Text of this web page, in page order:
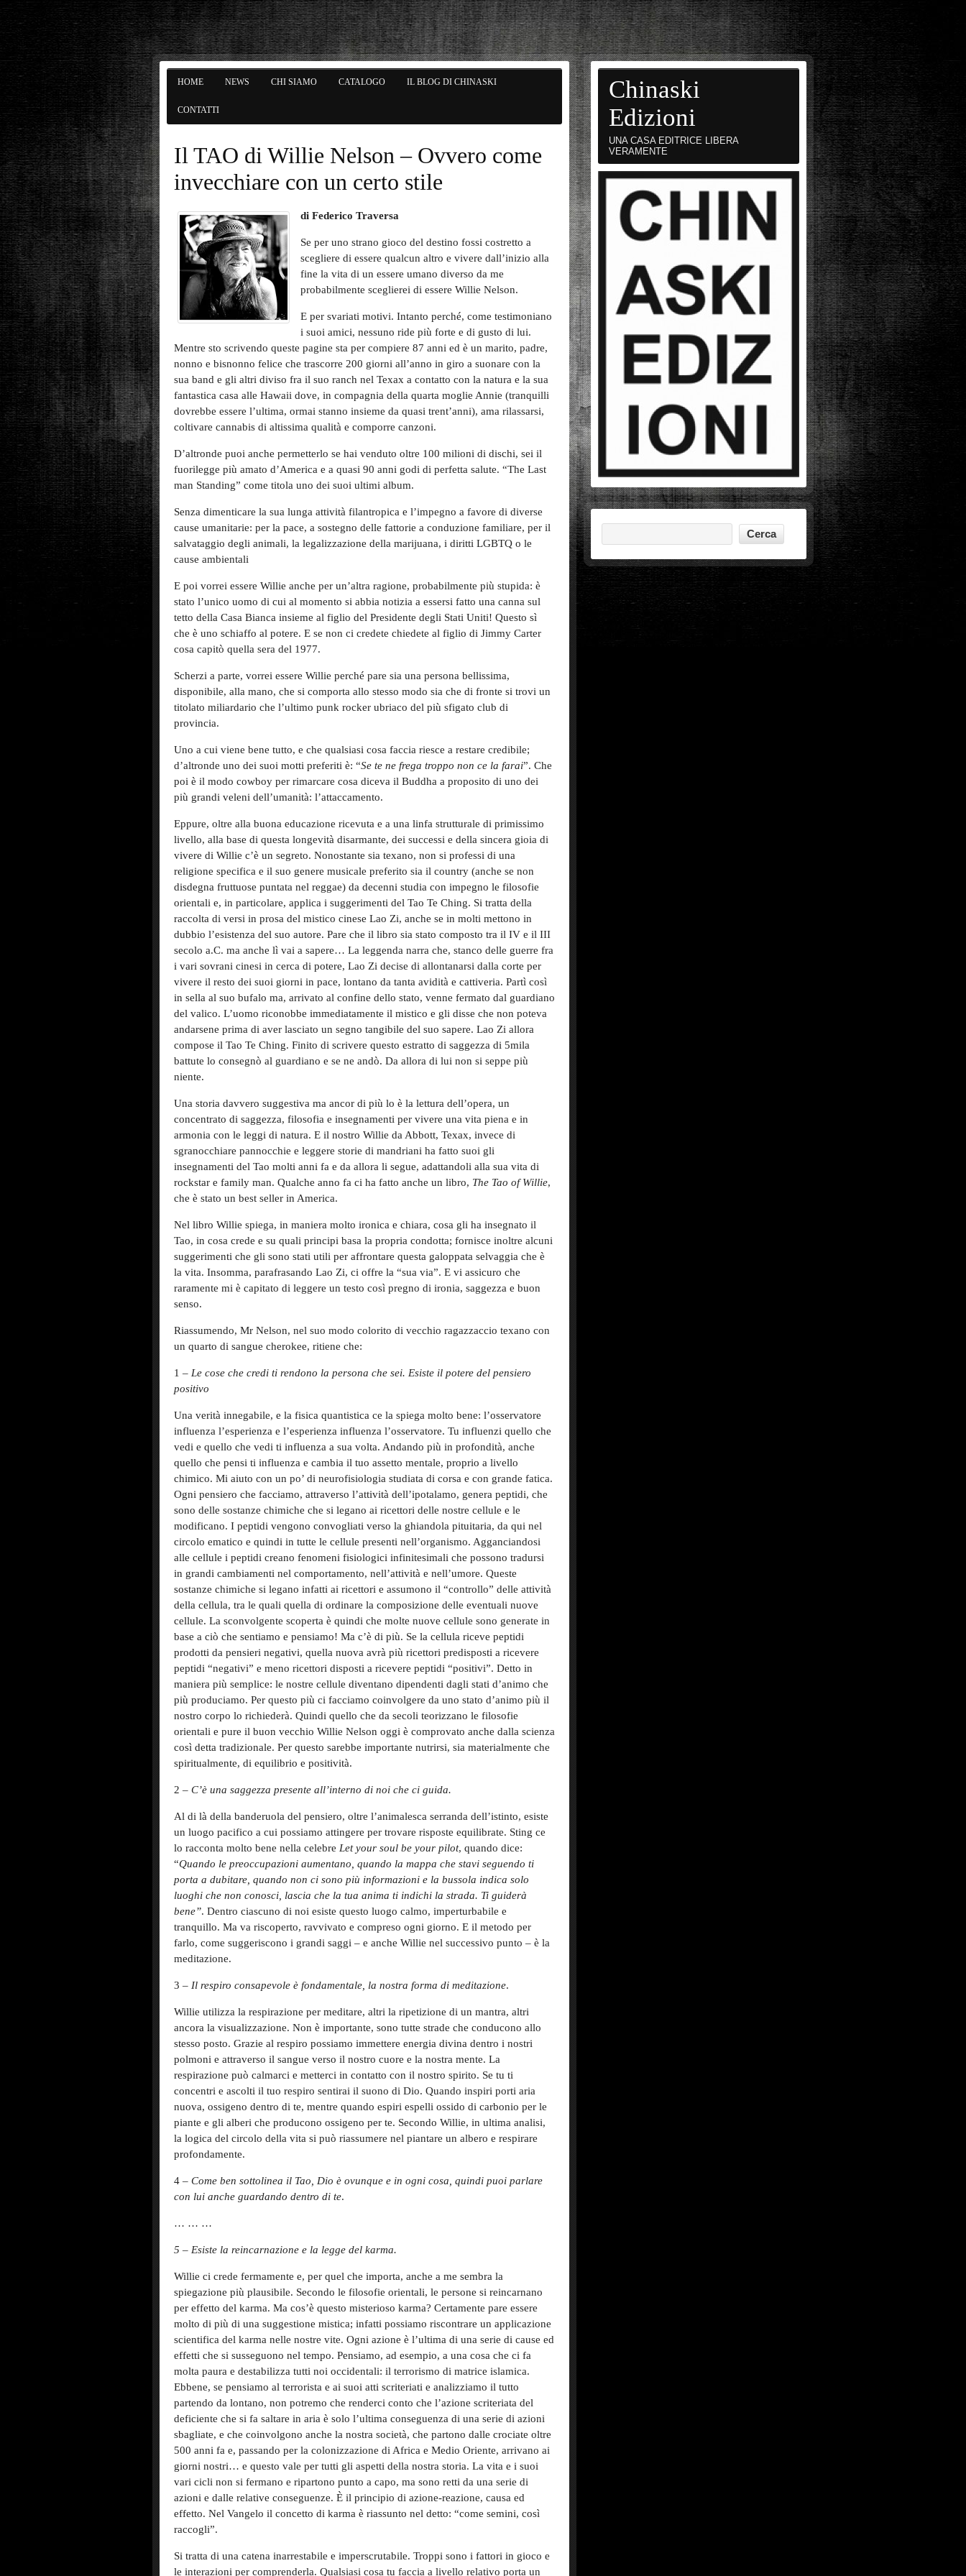
HOME NEWS CHI SIAMO CATALOGO IL BLOG DI CHINASKI
CONTATTI
Il TAO di Willie Nelson – Ovvero come
invecchiare con un certo stile
di Federico Traversa
Se per uno strano gioco del destino fossi costretto a
scegliere di essere qualcun altro e vivere dall’inizio alla
fine la vita di un essere umano diverso da me
probabilmente sceglierei di essere Willie Nelson.
E per svariati motivi. Intanto perché, come testimoniano
i suoi amici, nessuno ride più forte e di gusto di lui.
Mentre sto scrivendo queste pagine sta per compiere 87 anni ed è un marito, padre,
nonno e bisnonno felice che trascorre 200 giorni all’anno in giro a suonare con la
sua band e gli altri diviso fra il suo ranch nel Texax a contatto con la natura e la sua
fantastica casa alle Hawaii dove, in compagnia della quarta moglie Annie (tranquilli
dovrebbe essere l’ultima, ormai stanno insieme da quasi trent’anni), ama rilassarsi,
coltivare cannabis di altissima qualità e comporre canzoni.
D’altronde puoi anche permetterlo se hai venduto oltre 100 milioni di dischi, sei il
fuorilegge più amato d’America e a quasi 90 anni godi di perfetta salute. “The Last
man Standing” come titola uno dei suoi ultimi album.
Senza dimenticare la sua lunga attività filantropica e l’impegno a favore di diverse
cause umanitarie: per la pace, a sostegno delle fattorie a conduzione familiare, per il
salvataggio degli animali, la legalizzazione della marijuana, i diritti LGBTQ o le
cause ambientali
E poi vorrei essere Willie anche per un’altra ragione, probabilmente più stupida: è
stato l’unico uomo di cui al momento si abbia notizia a essersi fatto una canna sul
tetto della Casa Bianca insieme al figlio del Presidente degli Stati Uniti! Questo sì
che è uno schiaffo al potere. E se non ci credete chiedete al figlio di Jimmy Carter
cosa capitò quella sera del 1977.
Scherzi a parte, vorrei essere Willie perché pare sia una persona bellissima,
disponibile, alla mano, che si comporta allo stesso modo sia che di fronte si trovi un
titolato miliardario che l’ultimo punk rocker ubriaco del più sfigato club di
provincia.
Uno a cui viene bene tutto, e che qualsiasi cosa faccia riesce a restare credibile;
d’altronde uno dei suoi motti preferiti è: “Se te ne frega troppo non ce la farai”. Che
poi è il modo cowboy per rimarcare cosa diceva il Buddha a proposito di uno dei
più grandi veleni dell’umanità: l’attaccamento.
Eppure, oltre alla buona educazione ricevuta e a una linfa strutturale di primissimo
livello, alla base di questa longevità disarmante, dei successi e della sincera gioia di
vivere di Willie c’è un segreto. Nonostante sia texano, non si professi di una
religione specifica e il suo genere musicale preferito sia il country (anche se non
disdegna fruttuose puntata nel reggae) da decenni studia con impegno le filosofie
orientali e, in particolare, applica i suggerimenti del Tao Te Ching. Si tratta della
raccolta di versi in prosa del mistico cinese Lao Zi, anche se in molti mettono in
dubbio l’esistenza del suo autore. Pare che il libro sia stato composto tra il IV e il III
secolo a.C. ma anche lì vai a sapere… La leggenda narra che, stanco delle guerre fra
i vari sovrani cinesi in cerca di potere, Lao Zi decise di allontanarsi dalla corte per
vivere il resto dei suoi giorni in pace, lontano da tanta avidità e cattiveria. Partì così
in sella al suo bufalo ma, arrivato al confine dello stato, venne fermato dal guardiano
del valico. L’uomo riconobbe immediatamente il mistico e gli disse che non poteva
andarsene prima di aver lasciato un segno tangibile del suo sapere. Lao Zi allora
compose il Tao Te Ching. Finito di scrivere questo estratto di saggezza di 5mila
battute lo consegnò al guardiano e se ne andò. Da allora di lui non si seppe più
niente.
Una storia davvero suggestiva ma ancor di più lo è la lettura dell’opera, un
concentrato di saggezza, filosofia e insegnamenti per vivere una vita piena e in
armonia con le leggi di natura. E il nostro Willie da Abbott, Texax, invece di
sgranocchiare pannocchie e leggere storie di mandriani ha fatto suoi gli
insegnamenti del Tao molti anni fa e da allora li segue, adattandoli alla sua vita di
rockstar e family man. Qualche anno fa ci ha fatto anche un libro, The Tao of Willie,
che è stato un best seller in America.
Nel libro Willie spiega, in maniera molto ironica e chiara, cosa gli ha insegnato il
Tao, in cosa crede e su quali principi basa la propria condotta; fornisce inoltre alcuni
suggerimenti che gli sono stati utili per affrontare questa galoppata selvaggia che è
la vita. Insomma, parafrasando Lao Zi, ci offre la “sua via”. E vi assicuro che
raramente mi è capitato di leggere un testo così pregno di ironia, saggezza e buon
senso.
Riassumendo, Mr Nelson, nel suo modo colorito di vecchio ragazzaccio texano con
un quarto di sangue cherokee, ritiene che:
1 – Le cose che credi ti rendono la persona che sei. Esiste il potere del pensiero
positivo
Una verità innegabile, e la fisica quantistica ce la spiega molto bene: l’osservatore
influenza l’esperienza e l’esperienza influenza l’osservatore. Tu influenzi quello che
vedi e quello che vedi ti influenza a sua volta. Andando più in profondità, anche
quello che pensi ti influenza e cambia il tuo assetto mentale, proprio a livello
chimico. Mi aiuto con un po’ di neurofisiologia studiata di corsa e con grande fatica.
Ogni pensiero che facciamo, attraverso l’attività dell’ipotalamo, genera peptidi, che
sono delle sostanze chimiche che si legano ai ricettori delle nostre cellule e le
modificano. I peptidi vengono convogliati verso la ghiandola pituitaria, da qui nel
circolo ematico e quindi in tutte le cellule presenti nell’organismo. Agganciandosi
alle cellule i peptidi creano fenomeni fisiologici infinitesimali che possono tradursi
in grandi cambiamenti nel comportamento, nell’attività e nell’umore. Queste
sostanze chimiche si legano infatti ai ricettori e assumono il “controllo” delle attività
della cellula, tra le quali quella di ordinare la composizione delle eventuali nuove
cellule. La sconvolgente scoperta è quindi che molte nuove cellule sono generate in
base a ciò che sentiamo e pensiamo! Ma c’è di più. Se la cellula riceve peptidi
prodotti da pensieri negativi, quella nuova avrà più ricettori predisposti a ricevere
peptidi “negativi” e meno ricettori disposti a ricevere peptidi “positivi”. Detto in
maniera più semplice: le nostre cellule diventano dipendenti dagli stati d’animo che
più produciamo. Per questo più ci facciamo coinvolgere da uno stato d’animo più il
nostro corpo lo richiederà. Quindi quello che da secoli teorizzano le filosofie
orientali e pure il buon vecchio Willie Nelson oggi è comprovato anche dalla scienza
così detta tradizionale. Per questo sarebbe importante nutrirsi, sia materialmente che
spiritualmente, di equilibrio e positività.
2 – C’è una saggezza presente all’interno di noi che ci guida.
Al di là della banderuola del pensiero, oltre l’animalesca serranda dell’istinto, esiste
un luogo pacifico a cui possiamo attingere per trovare risposte equilibrate. Sting ce
lo racconta molto bene nella celebre Let your soul be your pilot, quando dice:
“Quando le preoccupazioni aumentano, quando la mappa che stavi seguendo ti
porta a dubitare, quando non ci sono più informazioni e la bussola indica solo
luoghi che non conosci, lascia che la tua anima ti indichi la strada. Ti guiderà
bene”. Dentro ciascuno di noi esiste questo luogo calmo, imperturbabile e
tranquillo. Ma va riscoperto, ravvivato e compreso ogni giorno. E il metodo per
farlo, come suggeriscono i grandi saggi – e anche Willie nel successivo punto – è la
meditazione.
3 – Il respiro consapevole è fondamentale, la nostra forma di meditazione.
Willie utilizza la respirazione per meditare, altri la ripetizione di un mantra, altri
ancora la visualizzazione. Non è importante, sono tutte strade che conducono allo
stesso posto. Grazie al respiro possiamo immettere energia divina dentro i nostri
polmoni e attraverso il sangue verso il nostro cuore e la nostra mente. La
respirazione può calmarci e metterci in contatto con il nostro spirito. Se tu ti
concentri e ascolti il tuo respiro sentirai il suono di Dio. Quando inspiri porti aria
nuova, ossigeno dentro di te, mentre quando espiri espelli ossido di carbonio per le
piante e gli alberi che producono ossigeno per te. Secondo Willie, in ultima analisi,
la logica del circolo della vita si può riassumere nel piantare un albero e respirare
profondamente.
4 – Come ben sottolinea il Tao, Dio è ovunque e in ogni cosa, quindi puoi parlare
con lui anche guardando dentro di te.
… … …
5 – Esiste la reincarnazione e la legge del karma.
Willie ci crede fermamente e, per quel che importa, anche a me sembra la
spiegazione più plausibile. Secondo le filosofie orientali, le persone si reincarnano
per effetto del karma. Ma cos’è questo misterioso karma? Certamente pare essere
molto di più di una suggestione mistica; infatti possiamo riscontrare un applicazione
scientifica del karma nelle nostre vite. Ogni azione è l’ultima di una serie di cause ed
effetti che si susseguono nel tempo. Pensiamo, ad esempio, a una cosa che ci fa
molta paura e destabilizza tutti noi occidentali: il terrorismo di matrice islamica.
Ebbene, se pensiamo al terrorista e ai suoi atti scriteriati e analizziamo il tutto
partendo da lontano, non potremo che renderci conto che l’azione scriteriata del
deficiente che si fa saltare in aria è solo l’ultima conseguenza di una serie di azioni
sbagliate, e che coinvolgono anche la nostra società, che partono dalle crociate oltre
500 anni fa e, passando per la colonizzazione di Africa e Medio Oriente, arrivano ai
giorni nostri… e questo vale per tutti gli aspetti della nostra storia. La vita e i suoi
vari cicli non si fermano e ripartono punto a capo, ma sono retti da una serie di
azioni e dalle relative conseguenze. È il principio di azione-reazione, causa ed
effetto. Nel Vangelo il concetto di karma è riassunto nel detto: “come semini, così
raccogli”.
Si tratta di una catena inarrestabile e imperscrutabile. Troppi sono i fattori in gioco e
le interazioni per comprenderla. Qualsiasi cosa tu faccia a livello relativo porta un
Chinaski
Edizioni
UNA CASA EDITRICE LIBERA
VERAMENTE